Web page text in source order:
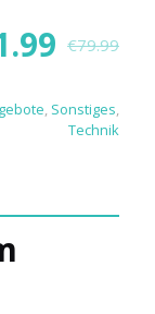
€79.99
, Sonstiges,
Technik